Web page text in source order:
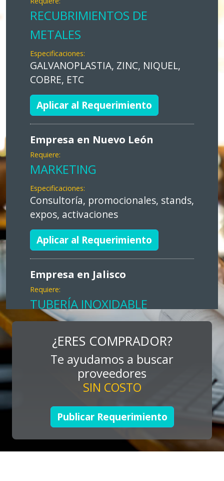
RECUBRIMIENTOS DE
METALES
Especificaciones:
GALVANOPLASTIA, ZINC, NIQUEL,
COBRE, ETC
Aplicar al Requerimiento
Empresa en Nuevo León
Requiere:
MARKETING
Especificaciones:
Consultoría, promocionales, stands,
expos, activaciones
Aplicar al Requerimiento
Empresa en Jalisco
Requiere:
TUBERÍA INOXIDABLE
Especificaciones:
cualquiera
Aplicar al Requerimiento
Empresa en Jalisco
Requiere:
LOGÍSTICA DE CARGA LLAVE
EN MANO
¿ERES COMPRADOR?
Te ayudamos a buscar
proveedores
SIN COSTO
Publicar Requerimiento